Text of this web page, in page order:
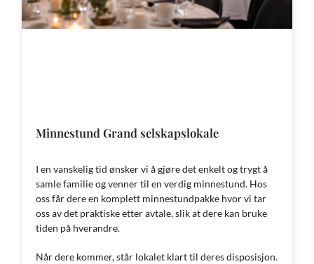
Minnestund Grand selskapslokale
I en vanskelig tid ønsker vi å gjøre det enkelt og trygt å
samle familie og venner til en verdig minnestund. Hos
oss får dere en komplett minnestundpakke hvor vi tar
oss av det praktiske etter avtale, slik at dere kan bruke
tiden på hverandre.
Når dere kommer, står lokalet klart til deres disposisjon.